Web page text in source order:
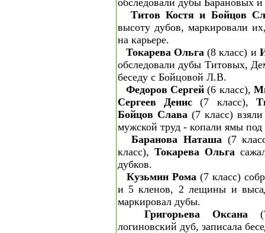
Титов Костя и Бойцов
высоту дубов, маркировали
на карьере.
Токарева Ольга (8 класс) и
обследовали дубы Титовых,
беседу с Бойцовой Л.В.
Федоров Сергей (6 класс),
Сергеев Денис(7 класс),
Бойцов Слава (7 класс)
мужской труд - копали ямы
Баранова Наташа (7
класс), Токарева Ольга
дубков.
Кузьмин Рома (7 класс)
и 5 кленов, 2 лещины и
маркировал дубы.
Григорьева Оксана
логиновский дуб, записала